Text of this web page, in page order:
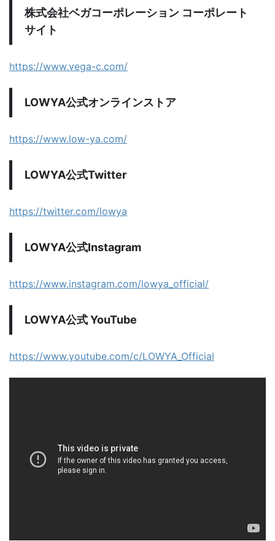
株式会社ベガコーポレーション コーポレート
サイト
https://www.vega-c.com/
LOWYA公式オンラインストア
https://www.low-ya.com/
LOWYA公式Twitter
https://twitter.com/lowya
LOWYA公式Instagram
https://www.instagram.com/lowya_official/
LOWYA公式 YouTube
https://www.youtube.com/c/LOWYA_Official